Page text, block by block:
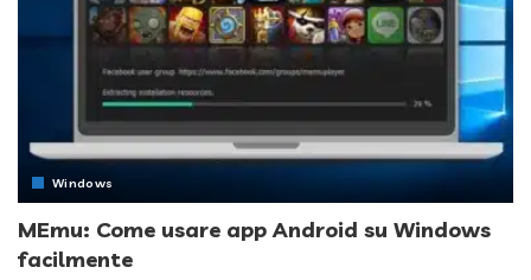
Windows
MEmu: Come usare app Android su Windows
facilmente